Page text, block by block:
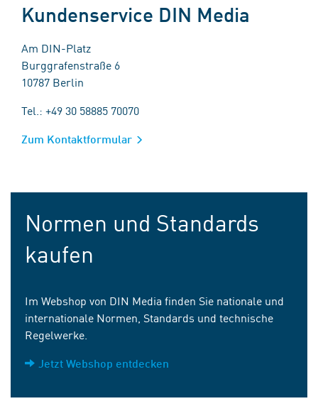
Kundenservice DIN Media
Am DIN-Platz
Burggrafenstraße 6
10787 Berlin
Tel.: +49 30 58885 70070
Zum Kontaktformular
Normen und Standards
kaufen
Im Webshop von DIN Media finden Sie nationale und
internationale Normen, Standards und technische
Regelwerke.
Jetzt Webshop entdecken